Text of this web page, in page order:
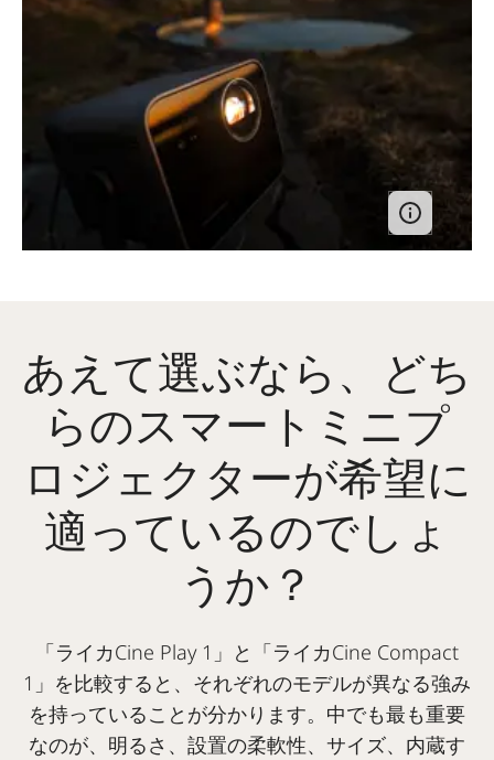
あえて選ぶなら、どち
らのスマートミニプ
ロジェクターが希望に
適っているのでしょ
うか？
「ライカCine Play 1」と「ライカCine Compact
1」を比較すると、それぞれのモデルが異なる強み
を持っていることが分かります。中でも最も重要
なのが、明るさ、設置の柔軟性、サイズ、内蔵す